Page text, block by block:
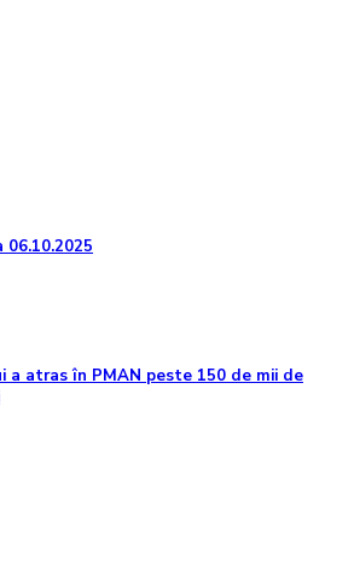
a atras în PMAN peste 150 de mii de